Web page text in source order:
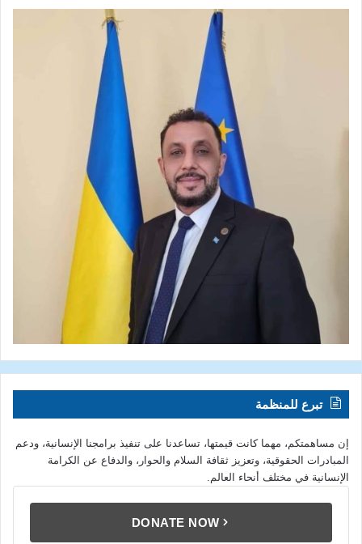
تبرع للمنظمة
إن مساهمتكم، مهما كانت قيمتها، تساعدنا على تنفيذ برامجنا الإنسانية، ودعم
المبادرات الحقوقية، وتعزيز ثقافة السلام والحوار، والدفاع عن الكرامة
الإنسانية في مختلف أنحاء العالم.
DONATE NOW